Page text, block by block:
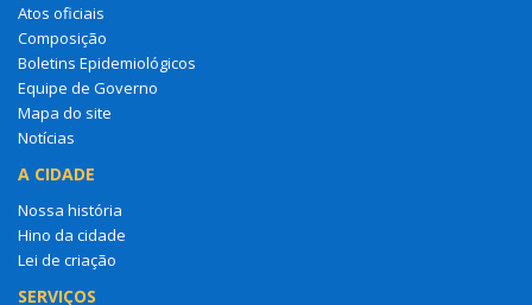
Atos oficiais
Composição
Boletins Epidemiológicos
Equipe de Governo
Mapa do site
Notícias
A CIDADE
Nossa história
Hino da cidade
Lei de criação
SERVIÇOS